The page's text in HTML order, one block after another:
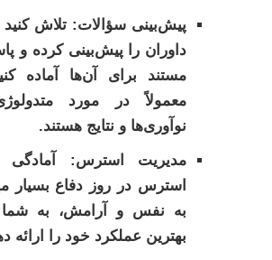
پیش‌بینی سؤالات: تلاش
داوران را پیش‌بینی کرده و
مستند برای آن‌ها آماده
معمولاً در مورد
نوآوری‌ها و نتایج هستند.
مدیریت استرس: آمادگی
استرس در روز دفاع بسیار
به نفس و آرامش، به
بهترین عملکرد خود را ارائه